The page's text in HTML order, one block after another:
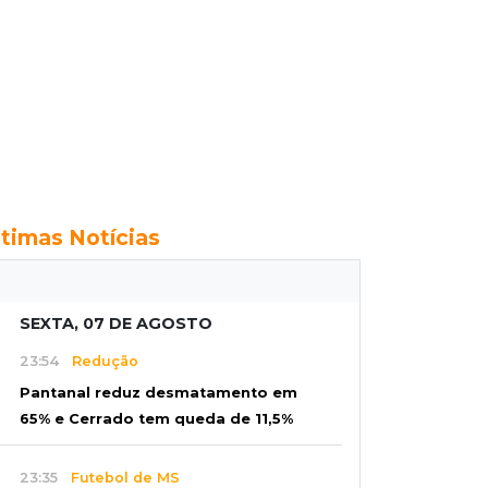
Notícias
SEXTA, 07 DE AGOSTO
23:54 Redução
Pantanal reduz desmatamento em
65% e Cerrado tem queda de 11,5%
23:35 Futebol de MS